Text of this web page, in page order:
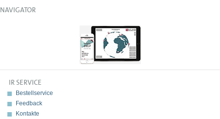
NAVIGATOR
IR SERVICE
Bestellservice
Feedback
Kontakte